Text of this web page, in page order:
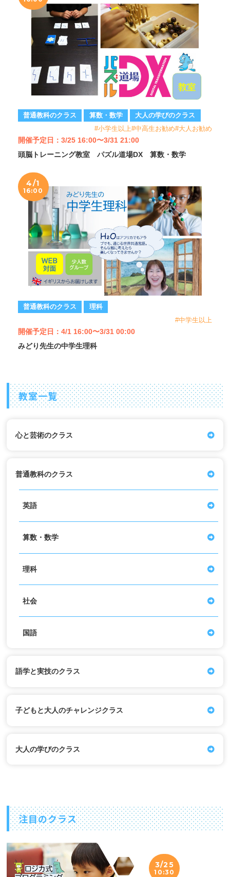
普通教科のクラス 算数・数学
大人の学びのクラス
#小学生以上#中高生お勧め#大人お勧め
開催予定日：3/25 16:00〜3/31 21:00
頭脳トレーニング教室 パズル道場DX 算数・数学
4/1
16:00
普通教科のクラス
理科
#中学生以上
開催予定日：4/1 16:00〜3/31 00:00
みどり先生の中学生理科
教室一覧
心と芸術のクラス
普通教科のクラス
英語
算数・数学
理科
社会
国語
語学と実技のクラス
子どもと大人のチャレンジクラス
大人の学びのクラス
注目のクラス
3/25
10:30